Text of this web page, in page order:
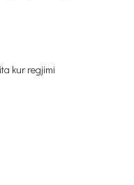
kur regjimi